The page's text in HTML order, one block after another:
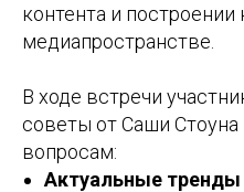
контента и построении
медиапространстве.
В ходе встречи
советы от Саши
вопросам:
Актуальные тренды